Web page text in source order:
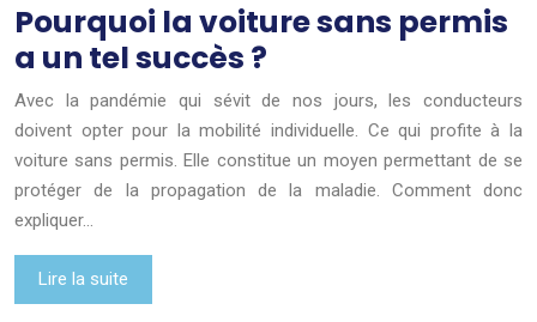
Pourquoi la voiture sans permis
a un tel succès ?
Avec la pandémie qui sévit de nos jours, les conducteurs
doivent opter pour la mobilité individuelle. Ce qui profite à la
voiture sans permis. Elle constitue un moyen permettant de se
protéger de la propagation de la maladie. Comment donc
expliquer…
Lire la suite